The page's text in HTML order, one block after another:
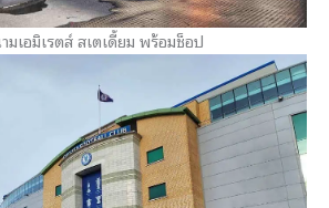
มเอมิเรตส์ สเตเดี้ยม พร้อมช็อป